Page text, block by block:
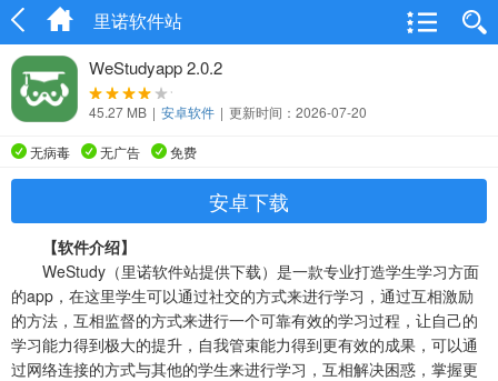
里诺软件站
WeStudyapp 2.0.2
45.27 MB | 安卓软件 | 更新时间：2026-07-20
无病毒 无广告 免费
安卓下载
【软件介绍】
WeStudy（里诺软件站提供下载）是一款专业打造学生学习方面
的app，在这里学生可以通过社交的方式来进行学习，通过互相激励
的方法，互相监督的方式来进行一个可靠有效的学习过程，让自己的
学习能力得到极大的提升，自我管束能力得到更有效的成果，可以通
过网络连接的方式与其他的学生来进行学习，互相解决困惑，掌握更